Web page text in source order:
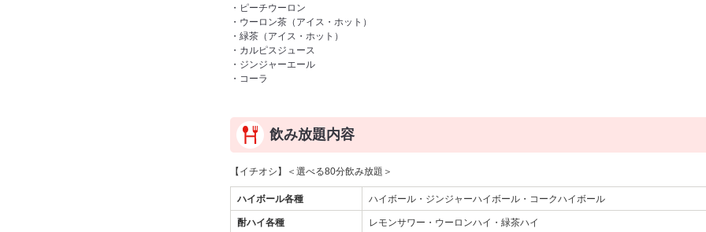
・ピーチウーロン
・ウーロン茶（アイス・ホット）
・緑茶（アイス・ホット）
・カルピスジュース
・ジンジャーエール
・コーラ
飲み放題内容
【イチオシ】＜選べる80分飲み放題＞
ハイボール各種 ハイボール・ジンジャーハイボール・コークハイボール
酎ハイ各種 レモンサワー・ウーロンハイ・緑茶ハイ